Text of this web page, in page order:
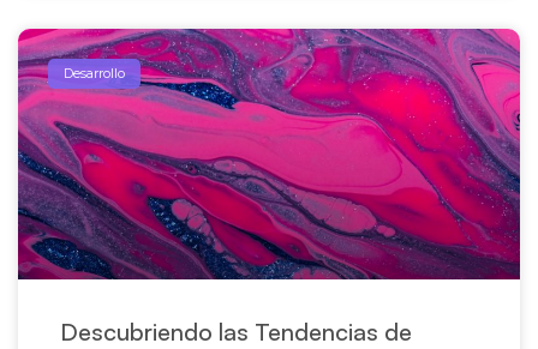
Desarrollo
Descubriendo las Tendencias de